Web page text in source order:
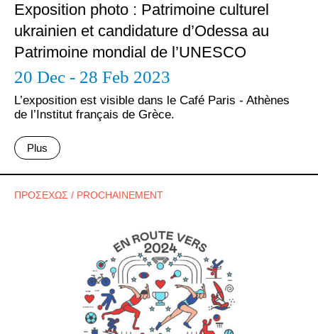
Exposition photo : Patrimoine culturel
ukrainien et candidature d’Odessa au
Patrimoine mondial de l’UNESCO
20 Dec - 28 Feb 2023
L’exposition est visible dans le Café Paris - Athènes
de l’Institut français de Grèce.
Plus
ΠΡΟΣΕΧΩΣ / PROCHAINEMENT